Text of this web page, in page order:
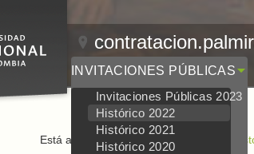
INVITACIONES PÚBLICAS
Invitaciones Públicas 2023
Histórico 2022
Histórico 2021
Histórico 2020
Está aquí: Inicio / Invitaciones Públicas